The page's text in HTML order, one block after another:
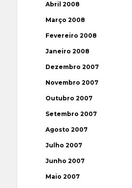
Abril 2008
Março 2008
Fevereiro 2008
Janeiro 2008
Dezembro 2007
Novembro 2007
Outubro 2007
Setembro 2007
Agosto 2007
Julho 2007
Junho 2007
Maio 2007